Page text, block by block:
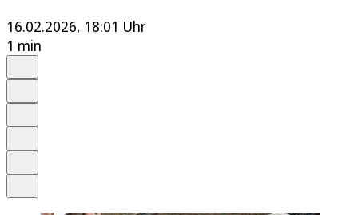
16.02.2026, 18:01 Uhr
1 min